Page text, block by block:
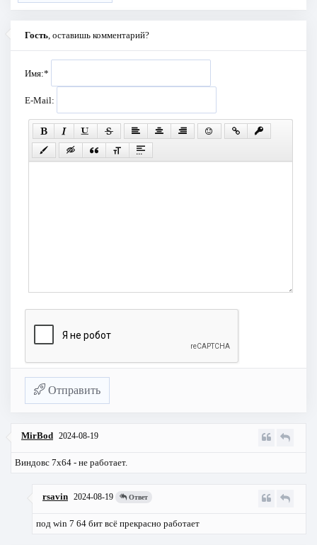
Гость , оставишь комментарий?
Имя:*
E-Mail:
Отправить
MirBod 2024-08-19
Виндовс 7х64 - не работает.
rsavin 2024-08-19 Ответ
под win 7 64 бит всё прекрасно работает